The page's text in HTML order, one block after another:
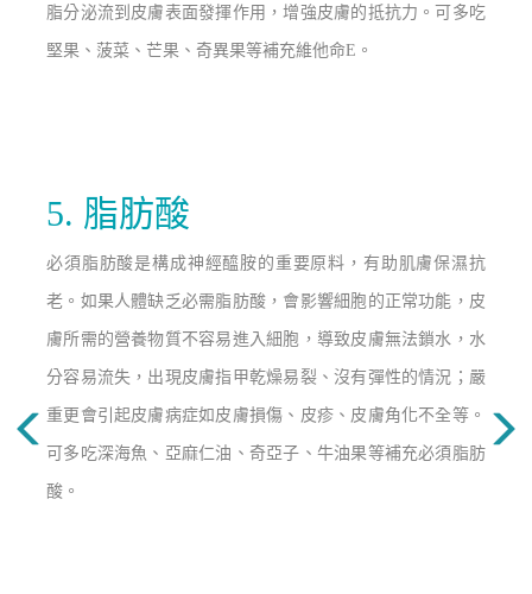
脂分泌流到皮膚表面發揮作用，增強皮膚的抵抗力。可多吃
堅果、 菠菜、 芒果、奇異果等補充維他命E。
5. 脂肪酸
必須脂肪酸是構成神經醯胺的重要原料，有助肌膚保濕抗
老。如果人體缺乏必需脂肪酸，會影響細胞的正常功能，皮
膚所需的營養物質不容易進入細胞，導致皮膚無法鎖水，水
分容易流失，出現皮膚指甲乾燥易裂、沒有彈性的情況；嚴
重更會引起皮膚病症如皮膚損傷、皮疹、皮膚角化不全等。
可多吃深海魚、亞麻仁油、奇亞子、牛油果 等補充必須脂肪
酸。